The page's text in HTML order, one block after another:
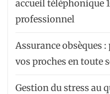
accueil téléphonique
professionnel
Assurance obsèques
vos proches en toute
Gestion du stress au